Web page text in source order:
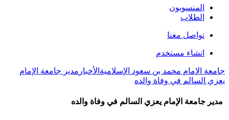
المنسوبون
الطلاب
تواصل معنا
انشاء مستخدم
جامعة الإمام محمد بن سعود الإسلامية الأخبار مدير جامعة الإمام
يعزي السالم في وفاة والده
مدير جامعة الإمام يعزي السالم في وفاة والده